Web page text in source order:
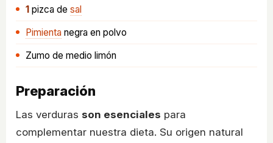
1 pizca de sal
Pimienta negra en polvo
Zumo de medio limón
Preparación
Las verduras son esenciales para
complementar nuestra dieta. Su origen natural